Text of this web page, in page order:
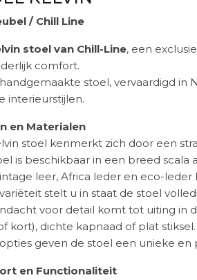
/ Chill Line
stoel van Chill-Line, een
comfort.
stoel, vervaardigd in
interieurstijlen.
en Materialen
stoel kenmerkt zich door een
is beschikbaar in een breed
leer, Africa leder en eco-leder
stelt u in staat de stoel
voor detail komt tot uiting in
kort), dichte kapnaad of plat stiksel.
geven de stoel een unieke en
en Functionaliteit